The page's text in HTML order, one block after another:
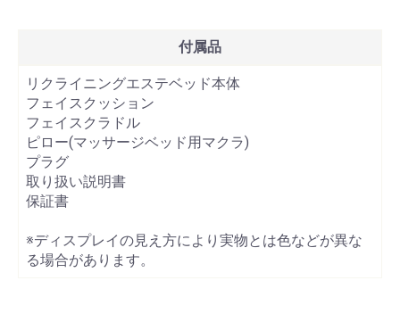
付属品
リクライニングエステベッド本体
フェイスクッション
フェイスクラドル
ピロー(マッサージベッド用マクラ)
プラグ
取り扱い説明書
保証書
※ディスプレイの見え方により実物とは色などが異な
る場合があります。